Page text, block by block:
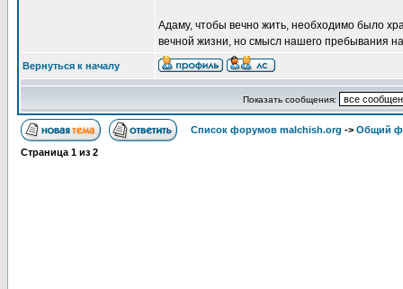
Адаму, чтобы вечно жить, необходимо было
вечной жизни, но смысл нашего пребывания
Вернуться к началу
Показать сообщения:
Список форумов malchish.org -> Общий
Страница 1 из 2